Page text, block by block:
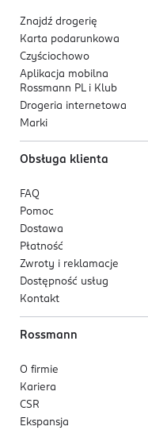
Znajdź drogerię
Karta podarunkowa
Czyściochowo
Aplikacja mobilna
Rossmann PL i Klub
Drogeria internetowa
Marki
Obsługa klienta
FAQ
Pomoc
Dostawa
Płatność
Zwroty i reklamacje
Dostępność usług
Kontakt
Rossmann
O firmie
Kariera
CSR
Ekspansja